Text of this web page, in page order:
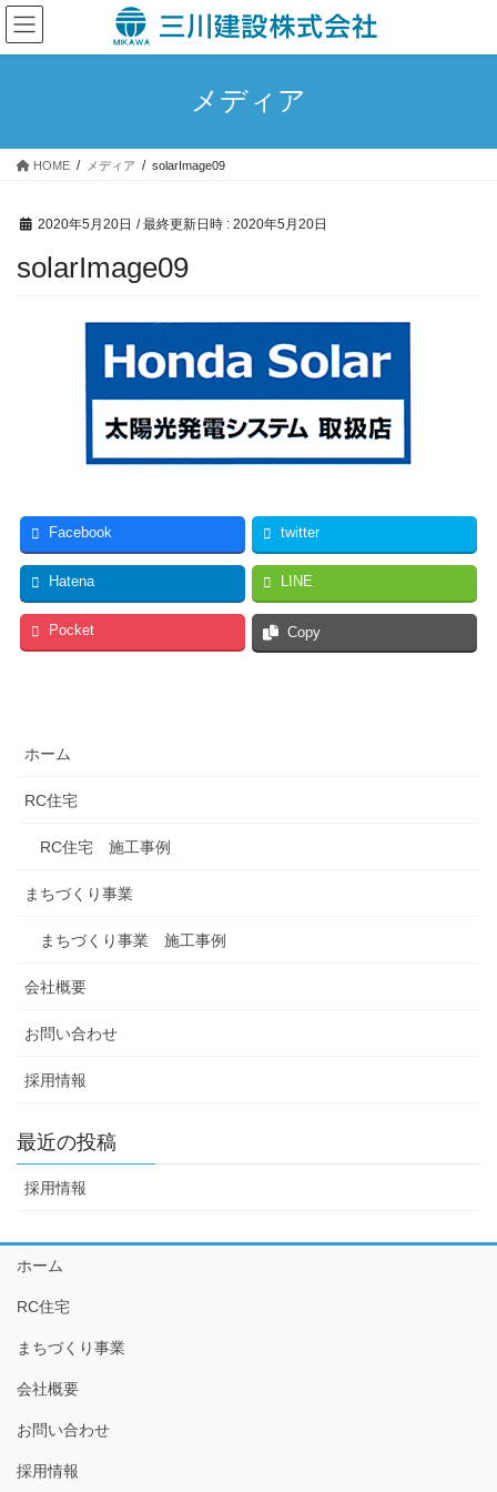
コ
ン
テ
ス
ナ
ビ
ゲ
ン
メディア
HOME メディア solarImage09
2020年5月20日 / 最終更新日時 : 2020年5月20日
solarImage09
Facebook twitter
Hatena LINE
Pocket Copy
ホーム
RC住宅
RC住宅 施工事例
まちづくり事業
まちづくり事業 施工事例
会社概要
お問い合わせ
採用情報
最近の投稿
採用情報
ホーム
RC住宅
まちづくり事業
会社概要
お問い合わせ
採用情報